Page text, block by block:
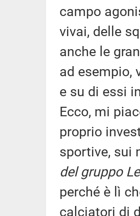
campo
vivai, delle
anche le
ad esempio,
e su di essi
Ecco, mi
proprio
sportive, sui
del gruppo
perché è lì
calciatori di